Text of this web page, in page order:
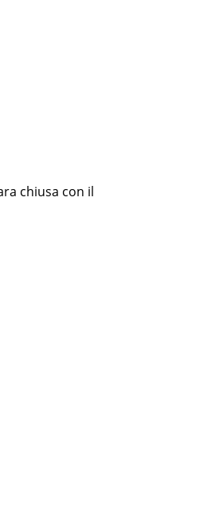
chiusa con il